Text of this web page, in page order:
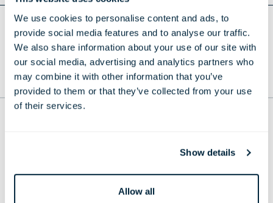
We use cookies to personalise content and ads, to
provide social media features and to analyse our traffic.
We also share information about your use of our site with
our social media, advertising and analytics partners who
may combine it with other information that you’ve
provided to them or that they’ve collected from your use
of their services.
Show details
Allow all
Voltar aos comunicados de imprensa
PARA O TOPO
WC2H 7DX, United Kingdom
reservations@thelondoner.com